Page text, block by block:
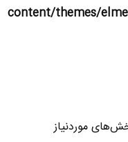
content/themes/
موردنیاز